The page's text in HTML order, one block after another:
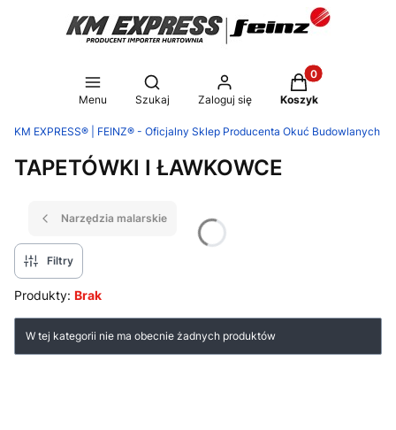
Menu
Otwórz wyszukiwarkę
Szukaj Zaloguj się
Produkty w
Koszyk
KM EXPRESS® | FEINZ® - Oficjalny Sklep Producenta Okuć Budowlanych
TAPETÓWKI I ŁAWKOWCE
Narzędzia malarskie
Filtry
Produkty: Brak
Lista produktów
W tej kategorii nie ma obecnie żadnych produktów